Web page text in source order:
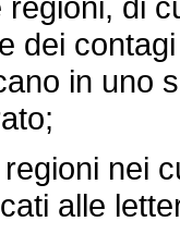
dei
in uno
nei
alle